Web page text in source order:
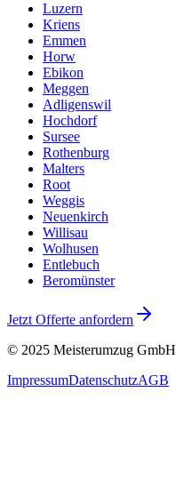
Luzern
Kriens
Emmen
Horw
Ebikon
Meggen
Adligenswil
Hochdorf
Sursee
Rothenburg
Malters
Root
Weggis
Neuenkirch
Willisau
Wolhusen
Entlebuch
Beromünster
Jetzt Offerte anfordern
© 2025 Meisterumzug GmbH
ImpressumDatenschutzAGB